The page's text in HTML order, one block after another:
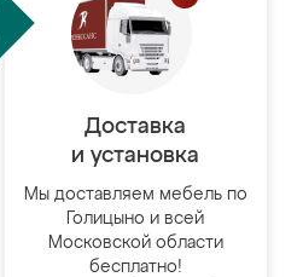
Доставка
и установка
Мы доставляем мебель по
Голицыно и всей
Московской области
бесплатно!